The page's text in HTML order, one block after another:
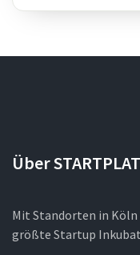
Über
Mit Standorten in Köln
größte Startup